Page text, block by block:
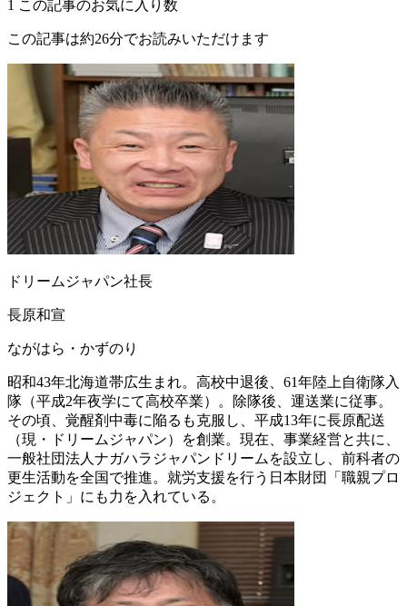
1 この記事のお気に入り数
この記事は約26分でお読みいただけます
ドリームジャパン社長
長原和宣
ながはら・かずのり
昭和43年北海道帯広生まれ。高校中退後、61年陸上自衛隊入
隊（平成2年夜学にて高校卒業）。除隊後、運送業に従事。
その頃、覚醒剤中毒に陥るも克服し、平成13年に長原配送
（現・ドリームジャパン）を創業。現在、事業経営と共に、
一般社団法人ナガハラジャパンドリームを設立し、前科者の
更生活動を全国で推進。就労支援を行う日本財団「職親プロ
ジェクト」にも力を入れている。